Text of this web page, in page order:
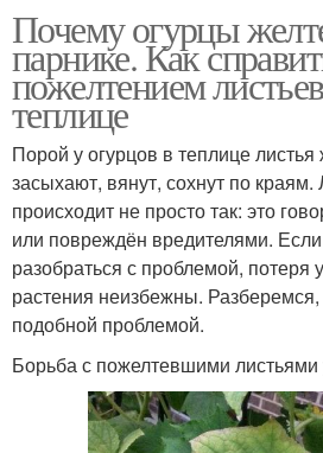
Почему огурцы
парнике. Как
пожелтением
теплице
Порой у огурцов в теплице листья
засыхают, вянут, сохнут по
происходит не просто так: это
или повреждён вредителями.
разобраться с проблемой, потеря
растения неизбежны. Разберемся,
подобной проблемой.
Борьба с пожелтевшими листьями